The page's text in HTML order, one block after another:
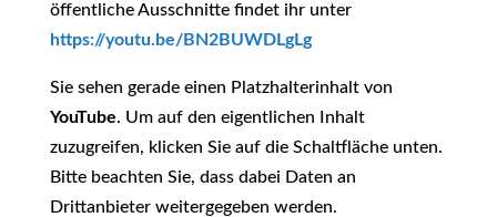
öffentliche Ausschnitte findet ihr unter
https://youtu.be/BN2BUWDLgLg
Sie sehen gerade einen Platzhalterinhalt von
YouTube. Um auf den eigentlichen Inhalt
zuzugreifen, klicken Sie auf die Schaltfläche unten.
Bitte beachten Sie, dass dabei Daten an
Drittanbieter weitergegeben werden.